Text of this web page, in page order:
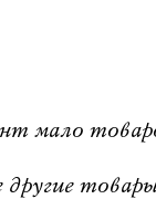
мало